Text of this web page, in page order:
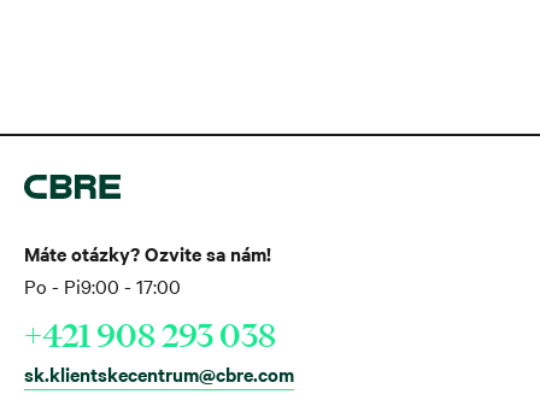
Máte otázky? Ozvite sa nám!
Po - Pi9:00 - 17:00
+421 908 293 038
sk.klientskecentrum@cbre.com